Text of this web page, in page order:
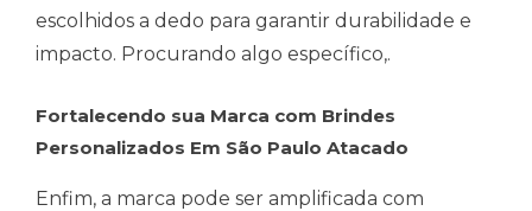
escolhidos a dedo para garantir durabilidade e
impacto. Procurando algo específico,.
Fortalecendo sua Marca com Brindes
Personalizados Em São Paulo Atacado
Enfim, a marca pode ser amplificada com